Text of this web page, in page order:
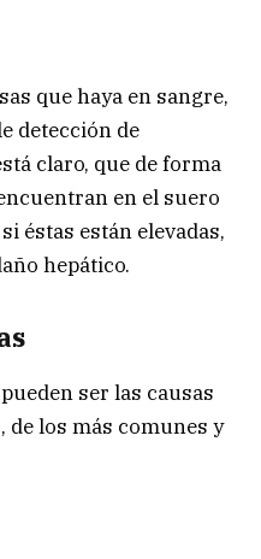
que haya en sangre,
detección de
claro, que de forma
en el suero
éstas están elevadas,
hepático.
ser las causas
de los más comunes y